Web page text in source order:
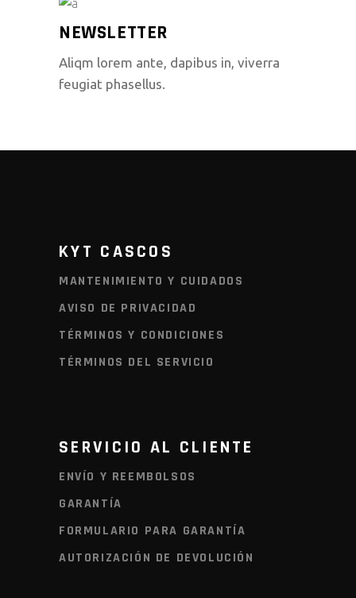
NEWSLETTER
Aliqm lorem ante, dapibus in, viverra
feugiat phasellus.
KYT CASCOS
MANTENIMIENTO Y CUIDADOS
AVISO DE PRIVACIDAD
TÉRMINOS Y CONDICIONES
TÉRMINOS DEL SERVICIO
SERVICIO AL CLIENTE
ENVÍO Y REEMBOLSOS
GARANTÍA
FORMULARIO PARA GARANTÍA
AUTORIZACIÓN DE DEVOLUCIÓN